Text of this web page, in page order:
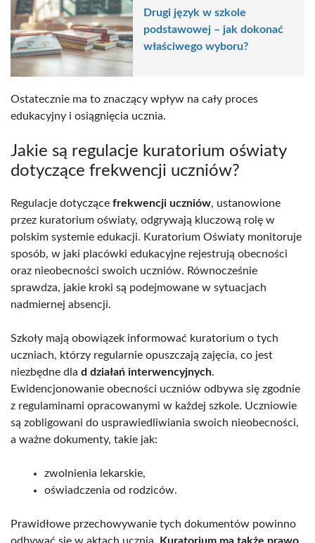
Drugi język w szkole
podstawowej – jak dokonać
właściwego wyboru?
Ostatecznie ma to znaczący wpływ na cały proces
edukacyjny i osiągnięcia ucznia.
Jakie są regulacje kuratorium oświaty
dotyczące frekwencji uczniów?
Regulacje dotyczące frekwencji uczniów, ustanowione
przez kuratorium oświaty, odgrywają kluczową rolę w
polskim systemie edukacji. Kuratorium Oświaty monitoruje
sposób, w jaki placówki edukacyjne rejestrują obecności
oraz nieobecności swoich uczniów. Równocześnie
sprawdza, jakie kroki są podejmowane w sytuacjach
nadmiernej absencji.
Szkoły mają obowiązek informować kuratorium o tych
uczniach, którzy regularnie opuszczają zajęcia, co jest
niezbędne dla d działań interwencyjnych.
Ewidencjonowanie obecności uczniów odbywa się zgodnie
z regulaminami opracowanymi w każdej szkole. Uczniowie
są zobligowani do usprawiedliwiania swoich nieobecności,
a ważne dokumenty, takie jak:
zwolnienia lekarskie,
oświadczenia od rodziców.
Prawidłowe przechowywanie tych dokumentów powinno